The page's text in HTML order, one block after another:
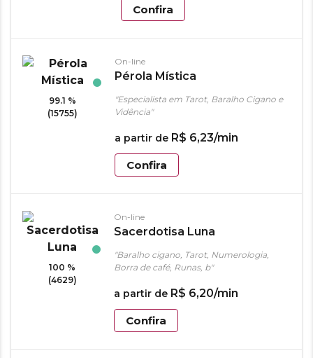
Confira
99.1 %
(15755)
On-line
Pérola Mística
"Especialista em Tarot, Baralho Cigano e
Vidência"
a partir de R$ 6,23/min
Confira
100 %
(4629)
On-line
Sacerdotisa Luna
"Baralho cigano, Tarot, Numerologia,
Borra de café, Runas, b"
a partir de R$ 6,20/min
Confira